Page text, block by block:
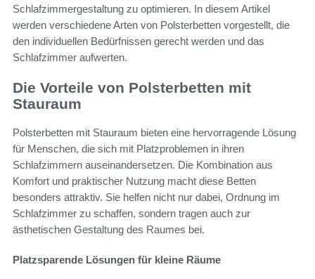
Schlafzimmergestaltung zu optimieren. In diesem Artikel
werden verschiedene Arten von Polsterbetten vorgestellt, die
den individuellen Bedürfnissen gerecht werden und das
Schlafzimmer aufwerten.
Die Vorteile von Polsterbetten mit
Stauraum
Polsterbetten mit Stauraum bieten eine hervorragende Lösung
für Menschen, die sich mit Platzproblemen in ihren
Schlafzimmern auseinandersetzen. Die Kombination aus
Komfort und praktischer Nutzung macht diese Betten
besonders attraktiv. Sie helfen nicht nur dabei, Ordnung im
Schlafzimmer zu schaffen, sondern tragen auch zur
ästhetischen Gestaltung des Raumes bei.
Platzsparende Lösungen für kleine Räume